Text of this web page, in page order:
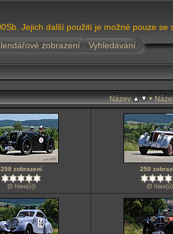
Jejich další použití je možné pouze se
zobrazení Vyhledávání
Název •
258 zobrazení
(0 hlas(ů))
250
(0